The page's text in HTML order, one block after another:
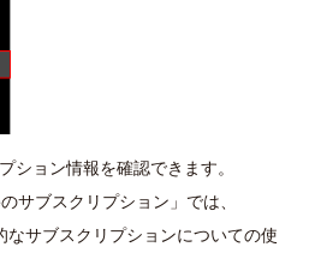
ション情報を確認できます。
サブスクリプション」では、
なサブスクリプションについての使